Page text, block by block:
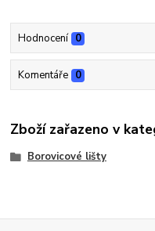
Hodnocení 0
Komentáře 0
Zboží zařazeno v
Borovicové lišty